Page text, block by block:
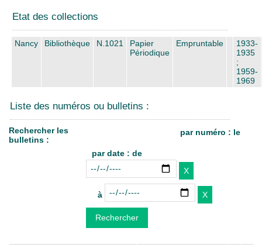
Etat des collections
Nancy Bibliothèque N.1021
Papier
Périodique
Empruntable
1933-
1935
;
1959-
1969
Liste des numéros ou bulletins :
Rechercher les
bulletins :
par numéro : le
par date : de
à